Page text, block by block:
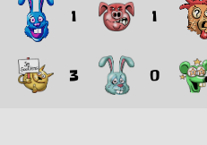
1 1
3 0